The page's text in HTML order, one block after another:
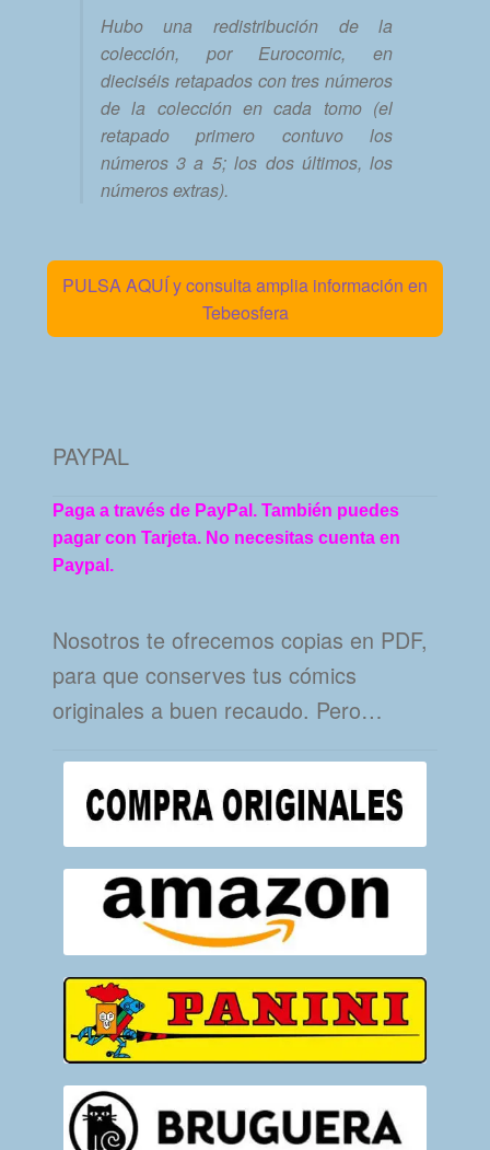
Hubo una redistribución de la
colección, por Eurocomic, en
dieciséis retapados con tres números
de la colección en cada tomo (el
retapado primero contuvo los
números 3 a 5; los dos últimos, los
números extras).
PULSA AQUÍ y consulta amplia información en
Tebeosfera
PAYPAL
Paga a través de PayPal. También puedes
pagar con Tarjeta. No necesitas cuenta en
Paypal.
Nosotros te ofrecemos copias en PDF,
para que conserves tus cómics
originales a buen recaudo. Pero…